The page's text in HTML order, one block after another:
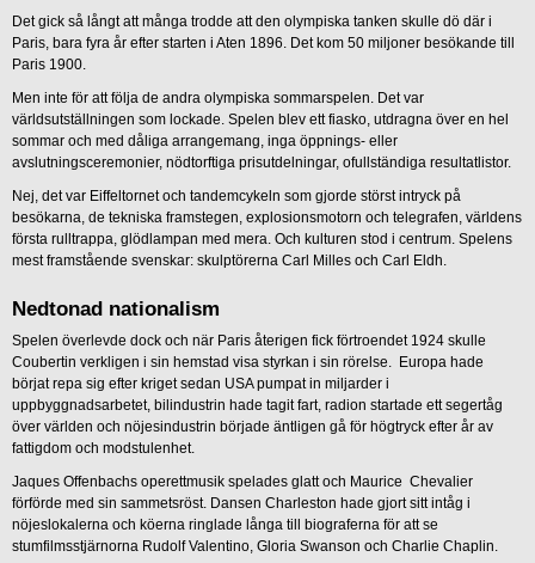
Det gick så långt att många trodde att den olympiska tanken skulle dö där i
Paris, bara fyra år efter starten i Aten 1896. Det kom 50 miljoner besökande till
Paris 1900.
Men inte för att följa de andra olympiska sommarspelen. Det var
världsutställningen som lockade. Spelen blev ett fiasko, utdragna över en hel
sommar och med dåliga arrangemang, inga öppnings- eller
avslutningsceremonier, nödtorftiga prisutdelningar, ofullständiga resultatlistor.
Nej, det var Eiffeltornet och tandemcykeln som gjorde störst intryck på
besökarna, de tekniska framstegen, explosionsmotorn och telegrafen, världens
första rulltrappa, glödlampan med mera. Och kulturen stod i centrum. Spelens
mest framstående svenskar: skulptörerna Carl Milles och Carl Eldh.
Nedtonad nationalism
Spelen överlevde dock och när Paris återigen fick förtroendet 1924 skulle
Coubertin verkligen i sin hemstad visa styrkan i sin rörelse. Europa hade
börjat repa sig efter kriget sedan USA pumpat in miljarder i
uppbyggnadsarbetet, bilindustrin hade tagit fart, radion startade ett segertåg
över världen och nöjesindustrin började äntligen gå för högtryck efter år av
fattigdom och modstulenhet.
Jaques Offenbachs operettmusik spelades glatt och Maurice Chevalier
förförde med sin sammetsröst. Dansen Charleston hade gjort sitt intåg i
nöjeslokalerna och köerna ringlade långa till biograferna för att se
stumfilmsstjärnorna Rudolf Valentino, Gloria Swanson och Charlie Chaplin.